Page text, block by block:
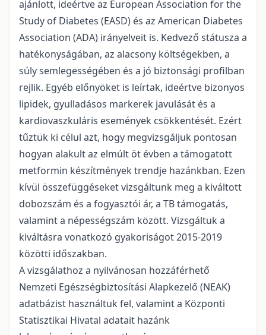
ajánlott, ideértve az European Association for the
Study of Diabetes (EASD) és az American Diabetes
Association (ADA) irányelveit is. Kedvező státusza a
hatékonyságában, az alacsony költségekben, a
súly semlegességében és a jó biztonsági profilban
rejlik. Egyéb előnyöket is leírtak, ideértve bizonyos
lipidek, gyulladásos markerek javulását és a
kardiovaszkuláris események csökkentését. Ezért
tűztük ki célul azt, hogy megvizsgáljuk pontosan
hogyan alakult az elmúlt öt évben a támogatott
metformin készítmények trendje hazánkban. Ezen
kívül összefüggéseket vizsgáltunk meg a kiváltott
dobozszám és a fogyasztói ár, a TB támogatás,
valamint a népességszám között. Vizsgáltuk a
kiváltásra vonatkozó gyakoriságot 2015-2019
közötti időszakban.
A vizsgálathoz a nyilvánosan hozzáférhető
Nemzeti Egészségbiztosítási Alapkezelő (NEAK)
adatbázist használtuk fel, valamint a Központi
Statisztikai Hivatal adatait hazánk